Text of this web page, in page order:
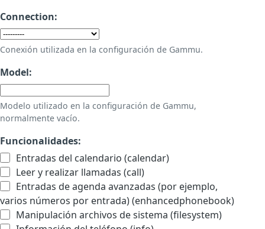
Connection:
Conexión utilizada en la configuración de Gammu.
Model:
Modelo utilizado en la configuración de Gammu,
normalmente vacío.
Funcionalidades:
Entradas del calendario (calendar)
Leer y realizar llamadas (call)
Entradas de agenda avanzadas (por ejemplo,
varios números por entrada) (enhancedphonebook)
Manipulación archivos de sistema (filesystem)